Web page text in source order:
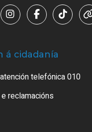
á cidadanía
telefónica 010
reclamacións